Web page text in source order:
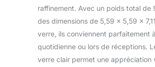
raffinement. Avec un poids total de
des dimensions de 5,59 x 5,59 x
verre, ils conviennent parfaitement
quotidienne ou lors de réceptions.
verre clair permet une appréciation